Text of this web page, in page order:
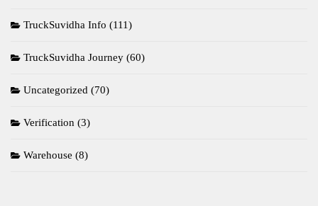
TruckSuvidha Info (111)
TruckSuvidha Journey (60)
Uncategorized (70)
Verification (3)
Warehouse (8)